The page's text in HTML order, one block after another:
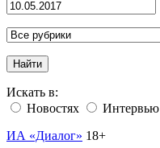
Найти
Искать в:
Новостях
Интервью
ИА «Диалог» 18+